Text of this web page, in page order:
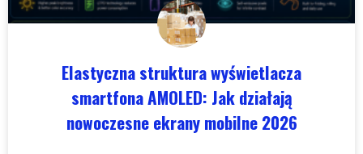
Elastyczna struktura wyświetlacza
smartfona AMOLED: Jak działają
nowoczesne ekrany mobilne 2026